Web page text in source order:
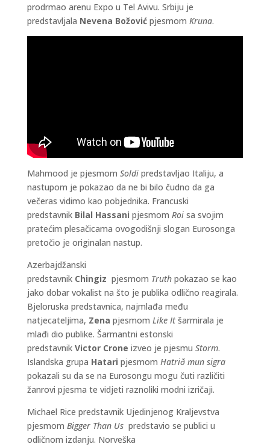
prodrmao arenu Expo u Tel Avivu. Srbiju je
predstavljala Nevena Božovićpjesmom Kruna.
Mahmood je pjesmom Soldi predstavljao Italiju, a
nastupom je pokazao da ne bi bilo čudno da ga
večeras vidimo kao pobjednika. Francuski
predstavnik Bilal Hassani pjesmom Roi sa svojim
pratećim plesačicama ovogodišnji slogan Eurosonga
pretočio je originalan nastup.
Azerbajdžanski
predstavnik Chingiz pjesmom Truth pokazao se kao
jako dobar vokalist na što je publika odlično reagirala.
Bjeloruska predstavnica, najmlađa među
natjecateljima, Zena pjesmom Like Itšarmirala je
mlađi dio publike. Šarmantni estonski
predstavnik Victor Crone izveo je pjesmu Storm.
Islandska grupa Hatari pjesmom Hatrið mun sigra
pokazali su da se na Eurosongu mogu čuti različiti
žanrovi pjesma te vidjeti raznoliki modni izričaji.
Michael Rice predstavnik Ujedinjenog Kraljevstva
pjesmom Bigger Than Uspredstavio se publici u
odličnom izdanju. Norveška